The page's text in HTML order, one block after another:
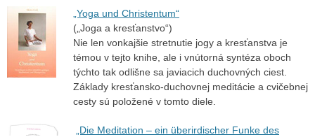
„Yoga und Christentum“
(„Joga a kresťanstvo“)
Nie len vonkajšie stretnutie jogy a kresťanstva je
témou v tejto knihe, ale i vnútorná syntéza oboch
týchto tak odlišne sa javiacich duchovných ciest.
Základy kresťansko-duchovnej meditácie a cvičebnej
cesty sú položené v tomto diele.
„Die Meditation – ein überirdischer Funke des